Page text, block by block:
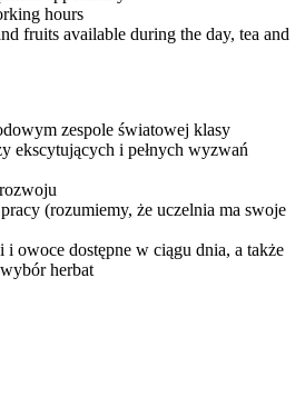
hours
fruits available during the day, tea and
zespole światowej klasy
ekscytujących i pełnych wyzwań
(rozumiemy, że uczelnia ma swoje
i owoce dostępne w ciągu dnia, a także
herbat